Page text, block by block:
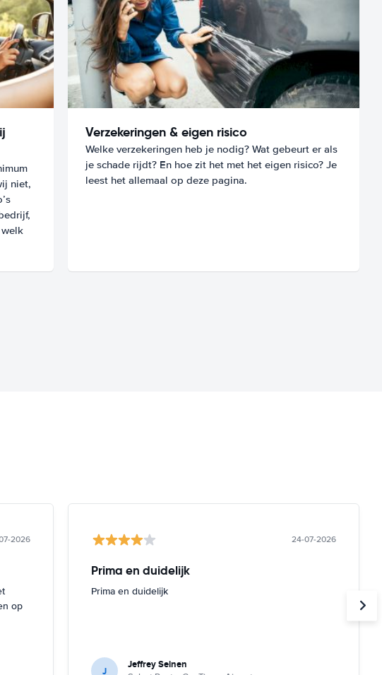
niet,
Verzekeringen & eigen risico
Welke verzekeringen heb je nodig? Wat gebeurt er als
je schade rijdt? En hoe zit het met het eigen risico? Je
leest het allemaal op deze pagina.
2026
op
24-07-2026
Prima en duidelijk
Prima en duidelijk
J Jeffrey Seinen